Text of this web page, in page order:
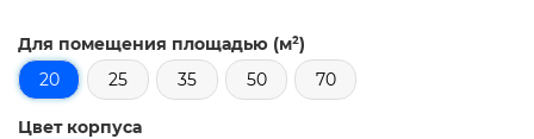
Для помещения площадью (м²)
20
25 35 50 70
Цвет корпуса